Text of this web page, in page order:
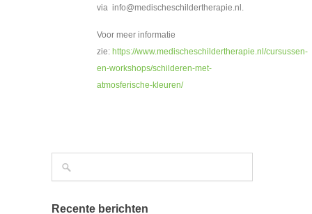
via info@medischeschildertherapie.nl.
Voor meer informatie
zie: https://www.medischeschildertherapie.nl/cursussen-
en-workshops/schilderen-met-
atmosferische-kleuren/
Recente berichten